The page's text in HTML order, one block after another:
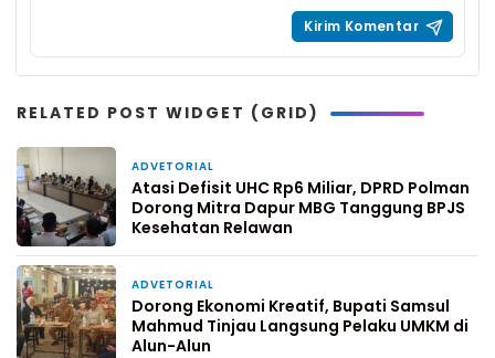
RELATED POST WIDGET (GRID)
ADVETORIAL
Atasi Defisit UHC Rp6 Miliar, DPRD Polman
Dorong Mitra Dapur MBG Tanggung BPJS
Kesehatan Relawan
ADVETORIAL
Dorong Ekonomi Kreatif, Bupati Samsul
Mahmud Tinjau Langsung Pelaku UMKM di
Alun-Alun